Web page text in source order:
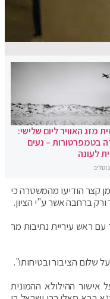
מזג האוויר ליום שלישי:
בטמפרטורות – נעים
לעונה
קצר הודיעו מהמשטרה כי
ברחבה אשר ע"י הציון.
ראש עיריית נתיבות מר
הציבור ובטיחותו".
ההילולא ההמונית